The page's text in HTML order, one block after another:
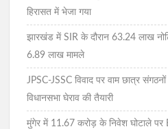
हिरासत में भेजा गया
झारखंड में SIR के दौरान 63.24 लाख
6.89 लाख मामले
JPSC-JSSC विवाद पर वाम छात्र
विधानसभा घेराव की तैयारी
मुंगेर में 11.67 करोड़ के निवेश घोटाले पर